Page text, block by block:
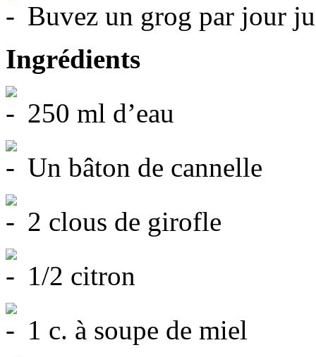
Buvez un grog par jour
Ingrédients
250 ml d’eau
Un bâton de cannelle
2 clous de girofle
1/2 citron
1 c. à soupe de miel